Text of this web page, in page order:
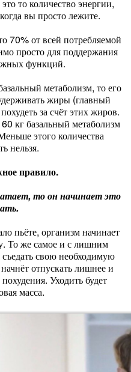
то количество энергии,
вы просто лежите.
70% от всей потребляемой
просто для поддержания
функций.
метаболизм, то его
жиры (главный
за счёт этих жиров.
кг базальный метаболизм
этого количества
нельзя.
правило.
то он начинает это
пьёте, организм начинает
То же самое и с лишним
свою необходимую
отпускать лишнее и
Уходить будет
масса.